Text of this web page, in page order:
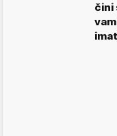
čini